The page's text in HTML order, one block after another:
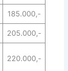
185.000,-
205.000,-
220.000,-